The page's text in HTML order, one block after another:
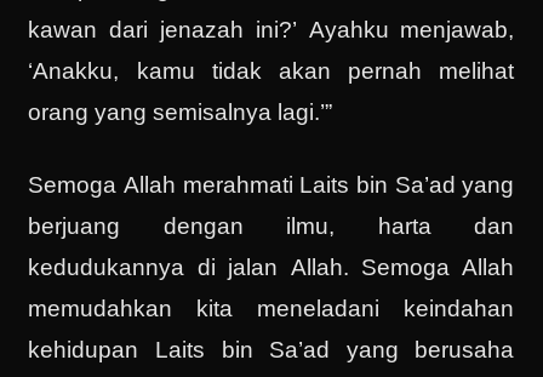
kawan dari jenazah ini?’ Ayahku menjawab,
‘Anakku, kamu tidak akan pernah melihat
orang yang semisalnya lagi.’”
Semoga Allah merahmati Laits bin Sa’ad yang
berjuang dengan ilmu, harta dan
kedudukannya di jalan Allah. Semoga Allah
memudahkan kita meneladani keindahan
kehidupan Laits bin Sa’ad yang berusaha